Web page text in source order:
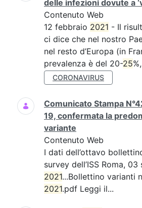
delle infezioni dovute a
Contenuto Web
12 febbraio 2021 - Il
ci dice che nel nostro
nel resto d’Europa (in
prevalenza è del 20-25
CORONAVIRUS
Comunicato Stampa
19, confermata la
variante
Contenuto Web
I dati dell’ottavo
survey dell’ISS Roma,
2021...Bollettino varianti
2021.pdf Leggi il...